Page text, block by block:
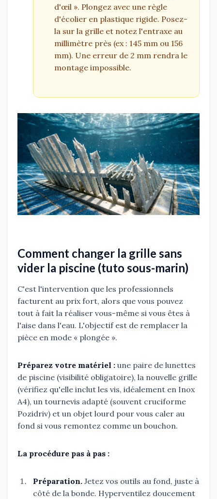
d'œil ». Plongez avec une règle
d'écolier en plastique rigide. Posez-
la sur la grille et notez l'entraxe au
millimètre près (ex : 145 mm ou 156
mm). Une erreur de 2 mm rendra le
montage impossible.
Comment changer la grille sans
vider la piscine (tuto sous-marin)
C'est l'intervention que les professionnels
facturent au prix fort, alors que vous pouvez
tout à fait la réaliser vous-même si vous êtes à
l'aise dans l'eau. L'objectif est de remplacer la
pièce en mode « plongée ».
Préparez votre matériel : une paire de lunettes
de piscine (visibilité obligatoire), la nouvelle grille
(vérifiez qu'elle inclut les vis, idéalement en Inox
A4), un tournevis adapté (souvent cruciforme
Pozidriv) et un objet lourd pour vous caler au
fond si vous remontez comme un bouchon.
La procédure pas à pas :
Préparation. Jetez vos outils au fond, juste à
côté de la bonde. Hyperventilez doucement